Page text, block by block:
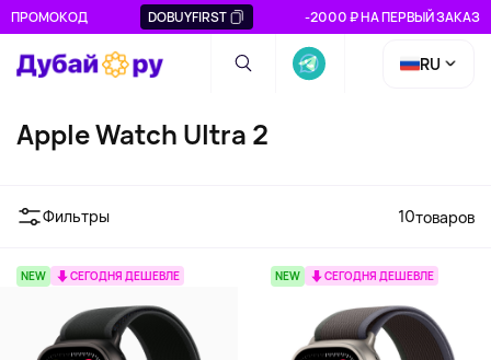
ПРОМОКОД DOBUYFIRST -2000 ₽ НА ПЕРВЫЙ ЗАКАЗ
RU
Apple Watch Ultra 2
Фильтры 10товаров
NEW СЕГОДНЯ ДЕШЕВЛЕ NEW СЕГОДНЯ ДЕШЕВЛЕ